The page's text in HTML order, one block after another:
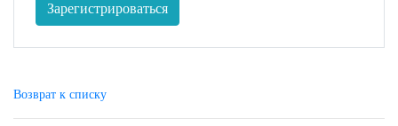
Зарегистрироваться
Возврат к списку